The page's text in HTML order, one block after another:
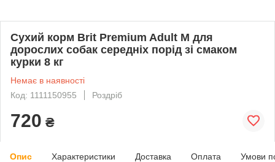
Сухий корм Brit Premium Adult M для
дорослих собак середніх порід зі смаком
курки 8 кг
Немає в наявності
Код: 1111150955
Роздріб
720 ₴
Опис Характеристики Доставка Оплата Умови